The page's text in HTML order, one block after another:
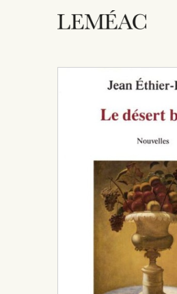
ACCUEIL
CATALOGUE
AUTEURICES
DROITS / RIGHTS
À PROPOS